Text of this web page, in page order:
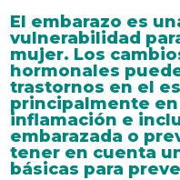
El embarazo es
vulnerabilidad
mujer. Los
hormonales
trastornos en el
principalmente
inflamación e
embarazada o
tener en cuenta
básicas para